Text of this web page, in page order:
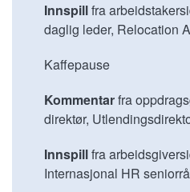
Innspillfra
daglig leder, Relocation
Kaffepause
Kommentarfra
direktør,
Innspillfra
Internasjonal HR